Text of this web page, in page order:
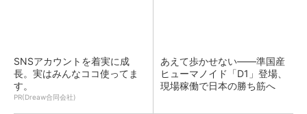
SNSアカウントを着実に成
長。実はみんなココ使ってま
す。
PR(Dreaw合同会社)
あえて歩かせない――準国産
ヒューマノイド「D1」登場、
現場稼働で日本の勝ち筋へ